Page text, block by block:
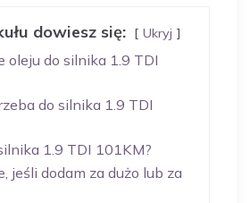
dowiesz się: Ukryj
oleju do silnika 1.9 TDI
do silnika 1.9 TDI
1.9 TDI 101KM?
jeśli dodam za dużo lub za